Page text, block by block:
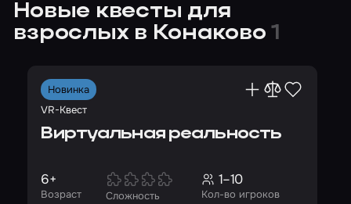
Новые квесты для
взрослых в Конаково1
Новинка
VR-Квест
Виртуальная реальность
Возраст
6+
Сложность Кол-во игроков
1–10